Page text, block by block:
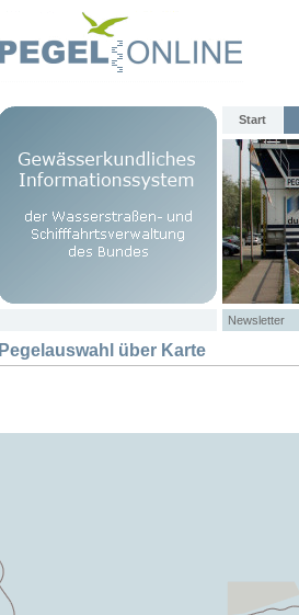
Start
Newsletter
Pegelauswahl über Karte